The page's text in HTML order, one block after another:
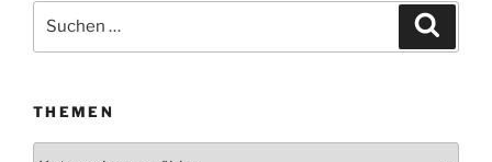
Suchen
THEMEN